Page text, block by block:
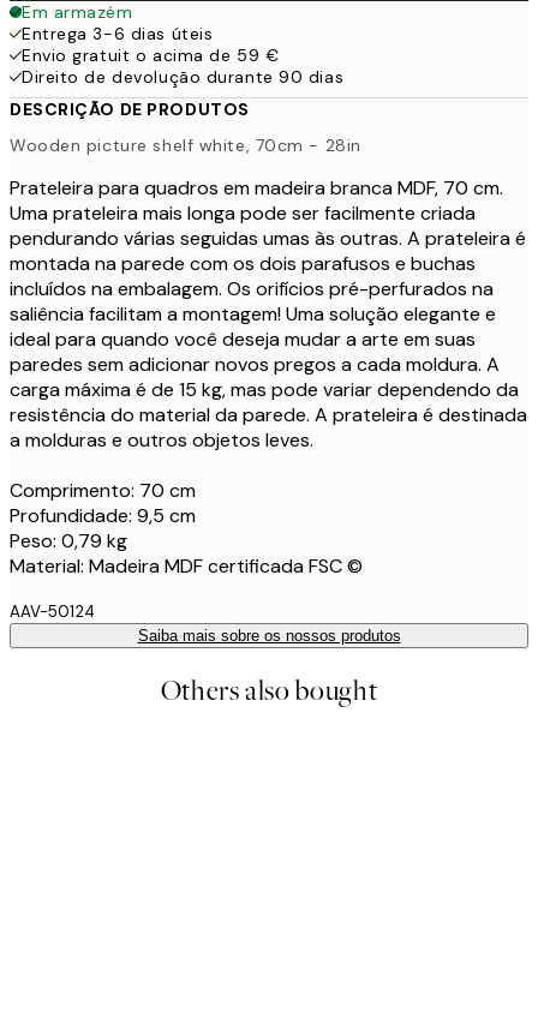
Em armazém
Entrega 3-6 dias úteis
Envio gratuit o acima de 59 €
Direito de devolução durante 90 dias
DESCRIÇÃO DE PRODUTOS
Wooden picture shelf white, 70cm - 28in
Prateleira para quadros em madeira branca MDF, 70 cm.
Uma prateleira mais longa pode ser facilmente criada
pendurando várias seguidas umas às outras. A prateleira é
montada na parede com os dois parafusos e buchas
incluídos na embalagem. Os orifícios pré-perfurados na
saliência facilitam a montagem! Uma solução elegante e
ideal para quando você deseja mudar a arte em suas
paredes sem adicionar novos pregos a cada moldura. A
carga máxima é de 15 kg, mas pode variar dependendo da
resistência do material da parede. A prateleira é destinada
a molduras e outros objetos leves.
Comprimento: 70 cm
Profundidade: 9,5 cm
Peso: 0,79 kg
Material: Madeira MDF certificada FSC ©
AAV-50124
Saiba mais sobre os nossos produtos
Others also bought